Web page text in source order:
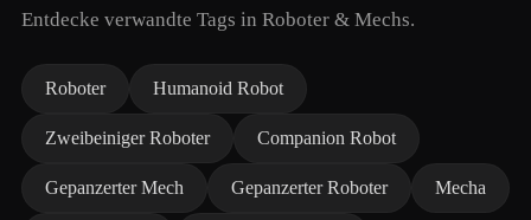
Entdecke verwandte Tags in Roboter & Mechs.
Roboter Humanoid Robot
Zweibeiniger Roboter Companion Robot
Gepanzerter Mech Gepanzerter Roboter Mecha